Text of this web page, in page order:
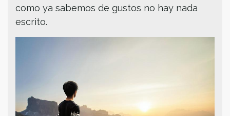
como ya sabemos de gustos no hay nada
escrito.